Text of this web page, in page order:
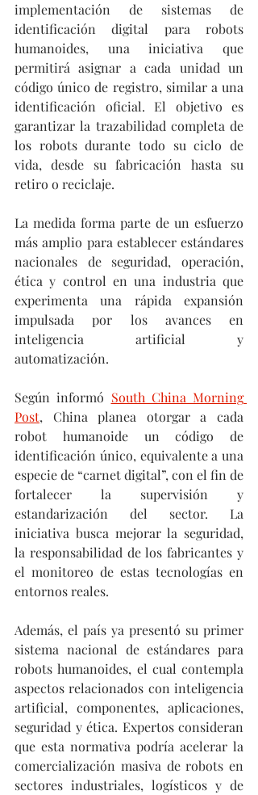
implementación de sistemas de
identificación digital para robots
humanoides, una iniciativa que
permitirá asignar a cada unidad un
código único de registro, similar a una
identificación oficial. El objetivo es
garantizar la trazabilidad completa de
los robots durante todo su ciclo de
vida, desde su fabricación hasta su
retiro o reciclaje.
La medida forma parte de un esfuerzo
más amplio para establecer estándares
nacionales de seguridad, operación,
ética y control en una industria que
experimenta una rápida expansión
impulsada por los avances en
inteligencia artificial y
automatización.
Según informó South China Morning
Post, China planea otorgar a cada
robot humanoide un código de
identificación único, equivalente a una
especie de “carnet digital”, con el fin de
fortalecer la supervisión y
estandarización del sector. La
iniciativa busca mejorar la seguridad,
la responsabilidad de los fabricantes y
el monitoreo de estas tecnologías en
entornos reales.
Además, el país ya presentó su primer
sistema nacional de estándares para
robots humanoides, el cual contempla
aspectos relacionados con inteligencia
artificial, componentes, aplicaciones,
seguridad y ética. Expertos consideran
que esta normativa podría acelerar la
comercialización masiva de robots en
sectores industriales, logísticos y de